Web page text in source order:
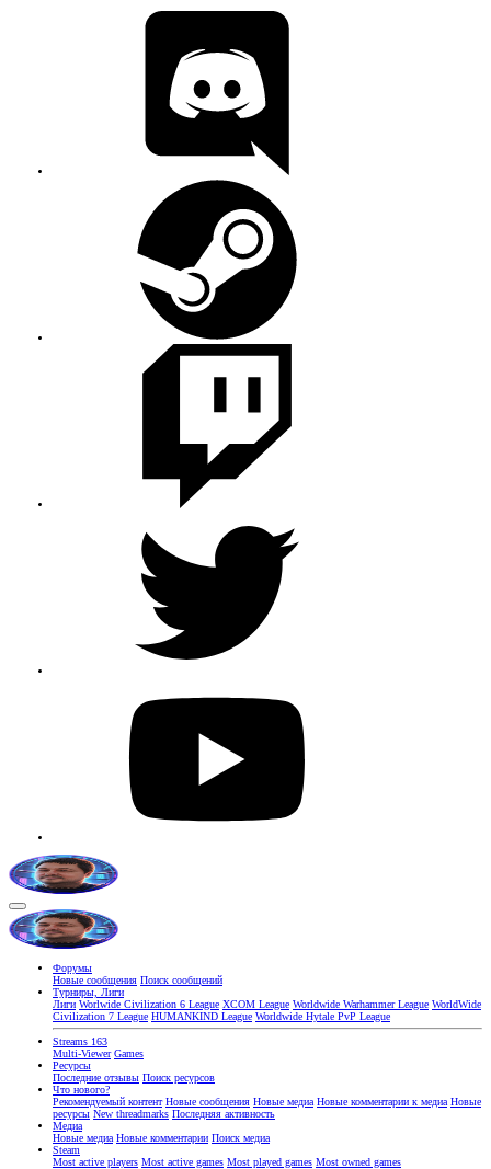
Форумы
Новые сообщения Поиск сообщений
Турниры, Лиги
Лиги Worlwide Civilization 6 League XCOM League Worldwide Warhammer League WorldWide
Civilization 7 League HUMANKIND League Worldwide Hytale PvP League
Streams 163
Multi-Viewer Games
Ресурсы
Последние отзывы Поиск ресурсов
Что нового?
Рекомендуемый контент Новые сообщения Новые медиа Новые комментарии к медиа Новые
ресурсы New threadmarks Последняя активность
Медиа
Новые медиа Новые комментарии Поиск медиа
Steam
Most active players Most active games Most played games Most owned games